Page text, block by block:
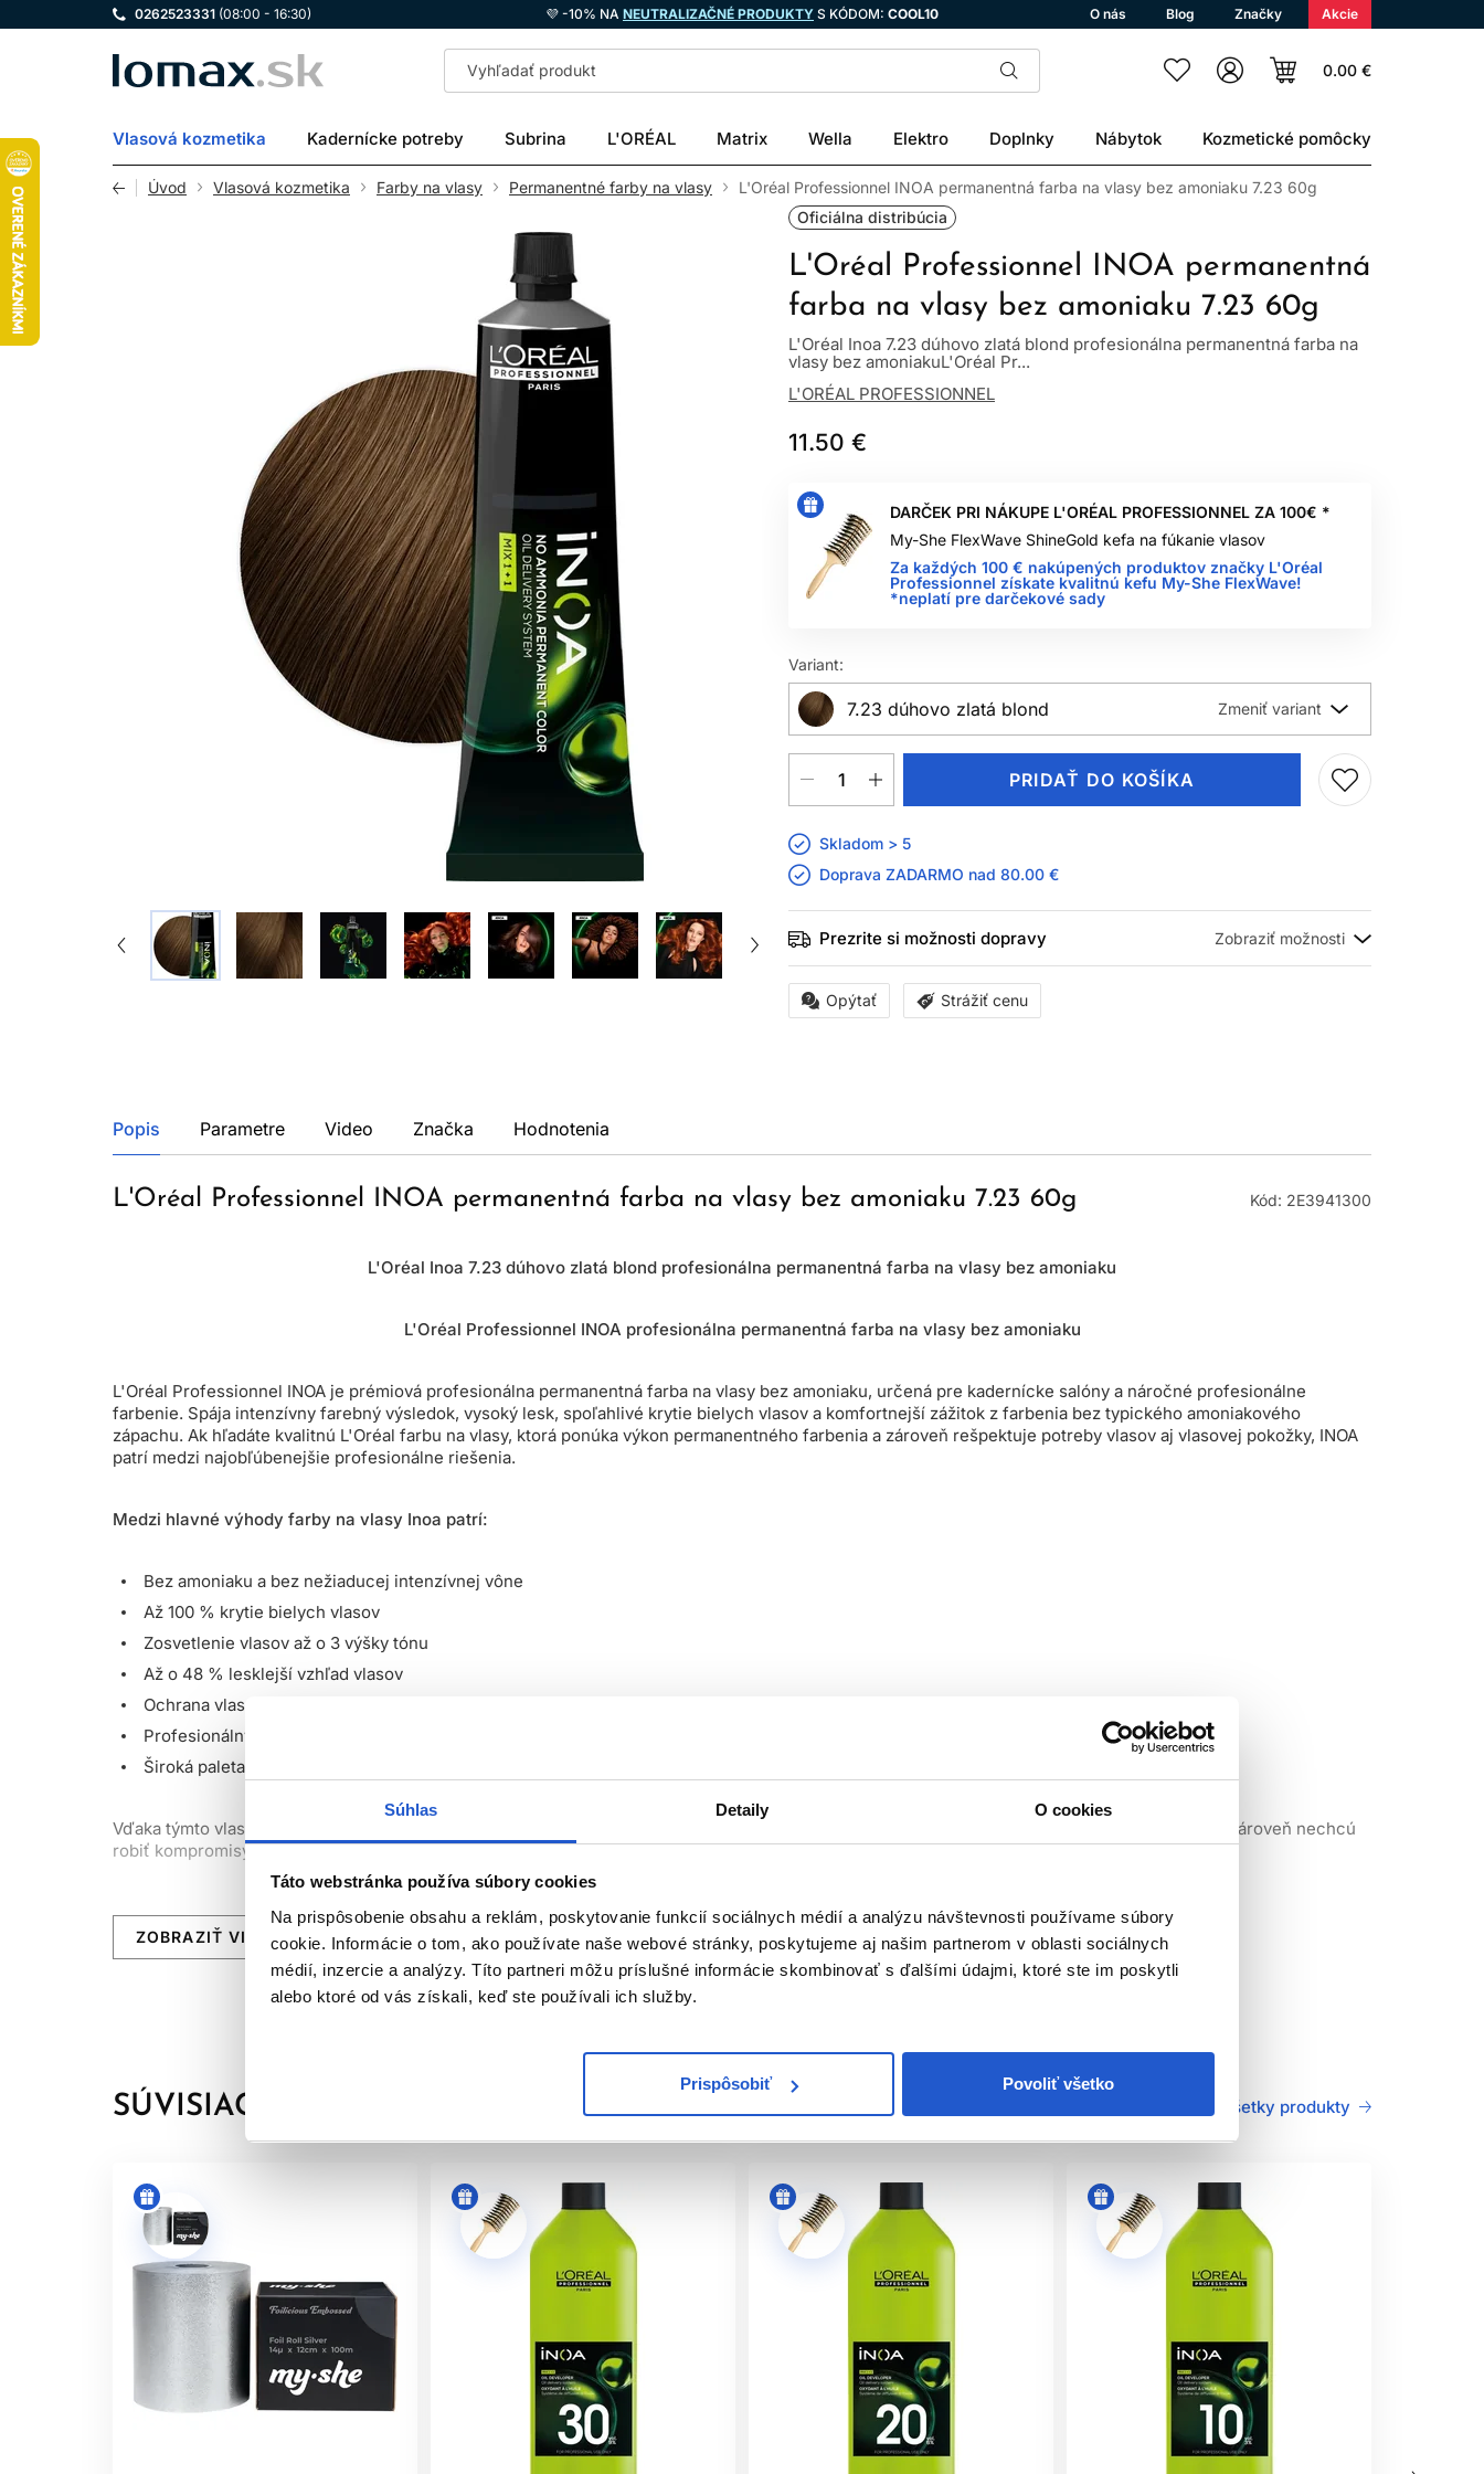
Súhlas Detaily O cookies
Táto webstránka používa súbory cookies
Na prispôsobenie obsahu a reklám, poskytovanie funkcií sociálnych médií a analýzu návštevnosti používame súbory
cookie. Informácie o tom, ako používate naše webové stránky, poskytujeme aj našim partnerom v oblasti sociálnych
médií, inzercie a analýzy. Títo partneri môžu príslušné informácie skombinovať s ďalšími údajmi, ktoré ste im poskytli
alebo ktoré od vás získali, keď ste používali ich služby.
Prispôsobiť Povoliť všetko
0262523331 (08:00 - 16:30) 💜 -10% NA NEUTRALIZAČNÉ PRODUKTY S KÓDOM: COOL10 O nás Blog Značky Akcie
LOMAX 0.00 €
Vlasová kozmetika Kadernícke potreby Subrina L'ORÉAL Matrix Wella Elektro Doplnky Nábytok Kozmetické pomôcky
Úvod Vlasová kozmetika Farby na vlasy Permanentné farby na vlasy
L'Oréal Professionnel INOA permanentná farba na vlasy bez amoniaku 7.23 60g
Oficiálna distribúcia
L'Oréal Professionnel INOA permanentná
farba na vlasy bez amoniaku 7.23 60g
L'Oréal Inoa 7.23 dúhovo zlatá blond profesionálna permanentná farba na
vlasy bez amoniakuL'Oréal Pr...
L'ORÉAL PROFESSIONNEL
11.50 €
DARČEK PRI NÁKUPE L'ORÉAL PROFESSIONNEL ZA 100€ *
My-She FlexWave ShineGold kefa na fúkanie vlasov
Za každých 100 € nakúpených produktov značky L'Oréal
Professionnel získate kvalitnú kefu My-She FlexWave!
*neplatí pre darčekové sady
Variant:
7.23 dúhovo zlatá blond
PRIDAŤ DO KOŠÍKA
Skladom > 5
Doprava ZADARMO nad 80.00 €
Prezrite si možnosti dopravy
Opýtať Strážiť cenu
Popis Parametre Video Značka Hodnotenia
L'Oréal Professionnel INOA permanentná farba na vlasy bez amoniaku 7.23 60g Kód: 2E3941300
L'Oréal Inoa 7.23 dúhovo zlatá blond profesionálna permanentná farba na vlasy bez amoniaku
L'Oréal Professionnel INOA profesionálna permanentná farba na vlasy bez amoniaku
L'Oréal Professionnel INOA je prémiová profesionálna permanentná farba na vlasy bez amoniaku, určená pre kadernícke salóny a náročné profesionálne
farbenie. Spája intenzívny farebný výsledok, vysoký lesk, spoľahlivé krytie bielych vlasov a komfortnejší zážitok z farbenia bez typického amoniakového
zápachu. Ak hľadáte kvalitnú L'Oréal farbu na vlasy, ktorá ponúka výkon permanentného farbenia a zároveň rešpektuje potreby vlasov aj vlasovej pokožky, INOA
patrí medzi najobľúbenejšie profesionálne riešenia.
Medzi hlavné výhody farby na vlasy Inoa patrí:
Bez amoniaku a bez nežiaducej intenzívnej vône
Až 100 % krytie bielych vlasov
Zosvetlenie vlasov až o 3 výšky tónu
Až o 48 % lesklejší vzhľad vlasov
Ochrana vlasov pred vysušením až po dobu 6 týždňov
Profesionálny výsledok s vysokým rešpektom k vlasovej pokožke
Široká paleta odtieňov pre individuálne namiešanie farby
Vďaka týmto vlastnostiam sú Inoa farby na vlasy skvelou voľbou pre salóny, ktoré chcú ponúknuť klientkam kvalitné farbenie bez amoniaku, no zároveň nechcú
robiť kompromisy v krytí, intenzite farby ani lesku.
Táto farba na vlasy bez amoniaku je vyvinutá na báze olejovej technológie, vďaka ktorej sa farebné pigmenty efektívne dostávajú do vlasového vlákna a vytvárajú
žiarivý, rovnomerný a dlhotrvajúci výsledok. Farba na vlasy L'Oréal INOA je ideálna na krytie šedín, zmenu odtieňa, prehĺbenie prirodzenej farby aj vytvorenie
moderného salónneho farebného efektu.
Keďže neobsahuje amoniak, farbenie je príjemnejšie a bez nežiaducej intenzívnej vône. V salóne tak vytvára luxusnejší zážitok z farbenia, ktorý ocenia najmä
klientky citlivé na klasický zápach permanentných farieb.
Ako permanentná farba na vlasy poskytuje INOA dlhotrvajúci farebný efekt a výbornú intenzitu odtieňa. Vlasy po farbení získavajú prirodzený lesk, hĺbku a
elegantný farebný výsledok bez matného alebo zaťaženého vzhľadu. Vďaka širokej škále odtieňov je možné vytvárať prirodzené blond, hnedé, béžové, moka,
medené, červené, popolavé, zlaté aj studené farebné výsledky.
Prečo si vybrať INOA farbu na vlasy?
Inoa farba na vlasy je vhodná pre profesionálne farbenie, pri ktorom je dôležitá presnosť, spoľahlivosť a krásny výsledok. Je ideálna pre ženy, ktoré chcú zakryť
biele vlasy, oživiť svoju prirodzenú farbu, zmeniť odtieň alebo dosiahnuť elegantný salónny efekt bez amoniaku.
ZOBRAZIŤ VIAC
SÚVISIACE PRODUKTY Všetky produkty